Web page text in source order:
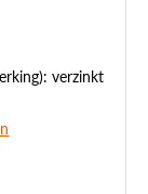
verzinkt